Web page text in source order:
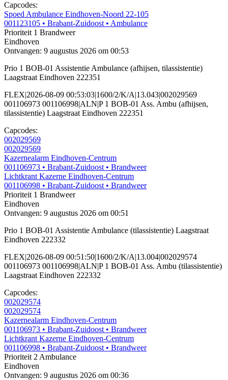
Capcodes:
Spoed Ambulance Eindhoven-Noord 22-105
001123105 • Brabant-Zuidoost• Ambulance
Prioriteit 1 Brandweer
Eindhoven
Ontvangen: 9 augustus 2026 om 00:53
Prio 1 BOB-01 Assistentie Ambulance (afhijsen, tilassistentie)
Laagstraat Eindhoven 222351
FLEX|2026-08-09 00:53:03|1600/2/K/A|13.043|002029569
001106973 001106998|ALN|P 1 BOB-01 Ass. Ambu (afhijsen,
tilassistentie) Laagstraat Eindhoven 222351
Capcodes:
002029569
002029569
Kazernealarm Eindhoven-Centrum
001106973 • Brabant-Zuidoost• Brandweer
Lichtkrant Kazerne Eindhoven-Centrum
001106998 • Brabant-Zuidoost• Brandweer
Prioriteit 1 Brandweer
Eindhoven
Ontvangen: 9 augustus 2026 om 00:51
Prio 1 BOB-01 Assistentie Ambulance (tilassistentie) Laagstraat
Eindhoven 222332
FLEX|2026-08-09 00:51:50|1600/2/K/A|13.004|002029574
001106973 001106998|ALN|P 1 BOB-01 Ass. Ambu (tilassistentie)
Laagstraat Eindhoven 222332
Capcodes:
002029574
002029574
Kazernealarm Eindhoven-Centrum
001106973 • Brabant-Zuidoost• Brandweer
Lichtkrant Kazerne Eindhoven-Centrum
001106998 • Brabant-Zuidoost• Brandweer
Prioriteit 2Ambulance
Eindhoven
Ontvangen: 9 augustus 2026 om 00:36